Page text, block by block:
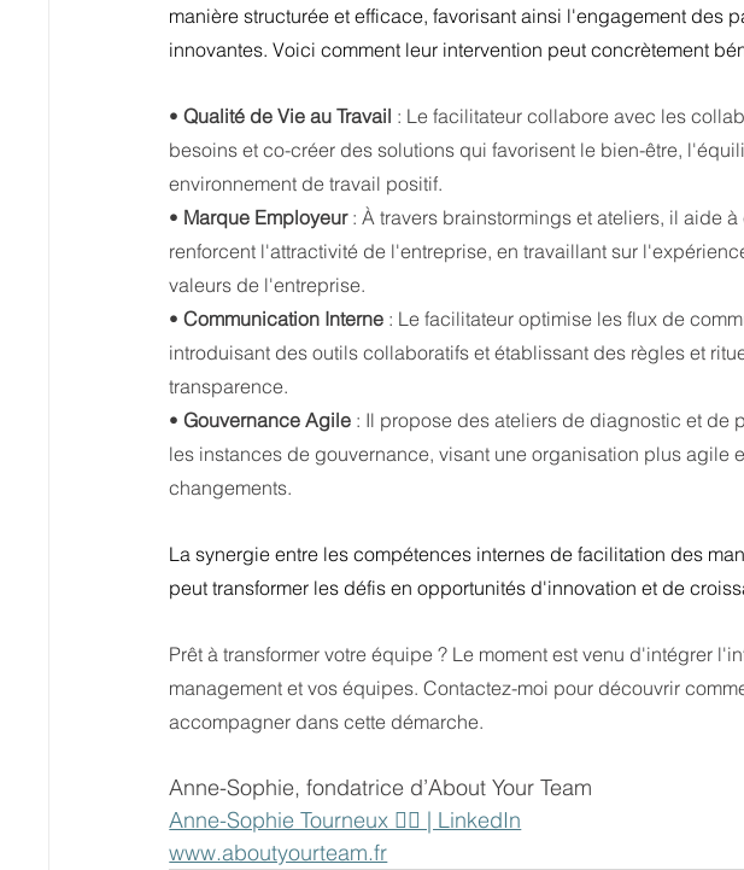
manière structurée et efficace, favorisant ainsi l'engagement des
innovantes. Voici comment leur intervention peut concrètement
• Qualité de Vie au Travail : Le facilitateur collabore avec les
besoins et co-créer des solutions qui favorisent le bien-être,
environnement de travail positif.
• Marque Employeur : À travers brainstormings et ateliers, il aide
renforcent l'attractivité de l'entreprise, en travaillant sur
valeurs de l'entreprise.
• Communication Interne : Le facilitateur optimise les flux de
introduisant des outils collaboratifs et établissant des règles et
transparence.
• Gouvernance Agile : Il propose des ateliers de diagnostic et de
les instances de gouvernance, visant une organisation plus agile
changements.
La synergie entre les compétences internes de facilitation des
peut transformer les défis en opportunités d'innovation et de
Prêt à transformer votre équipe ? Le moment est venu d'intégrer
management et vos équipes. Contactez-moi pour découvrir
accompagner dans cette démarche.
Anne-Sophie, fondatrice d’About Your Team
Anne-Sophie Tourneux 🤸‍♂️ | LinkedIn
www.aboutyourteam.fr